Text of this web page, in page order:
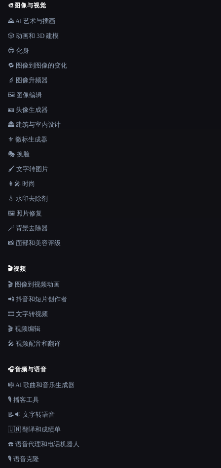
🎨 图像与视觉
🌄 AI 艺术与插画
🎲 动画和 3D 建模
😎 化身
🔁 图像到图像的变化
🔬 图像升频器
🖼️ 图像编辑
🪪 头像生成器
🏯 建筑与室内设计
⚜️ 徽标生成器
🎭 换脸
🖌️ 文字转图片
👩‍🎤 时尚
💧 水印去除剂
🖼️ 照片修复
🪄 背景去除器
📸 面部和美容评级
🎬视频
🎬 图像到视频动画
📲 抖音和短片创作者
🎞️ 文字转视频
🎬 视频编辑
🎤 视频配音和翻译
🎧音频与语音
🎼 AI 歌曲和音乐生成器
🎙️ 播客工具
📝🔉 文字转语音
🇺🇳 翻译和成绩单
☎️ 语音代理和电话机器人
🎙️ 语音克隆